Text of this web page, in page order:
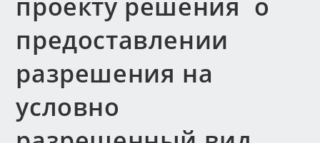
предоставлении
разрешения на
условно